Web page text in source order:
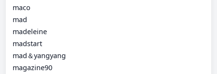
maco
mad
madeleine
madstart
mad＆yangyang
magazine90